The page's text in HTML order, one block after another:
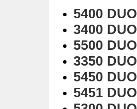
5400 DUO
3400 DUO
5500 DUO
3350 DUO
5450 DUO
5451 DUO